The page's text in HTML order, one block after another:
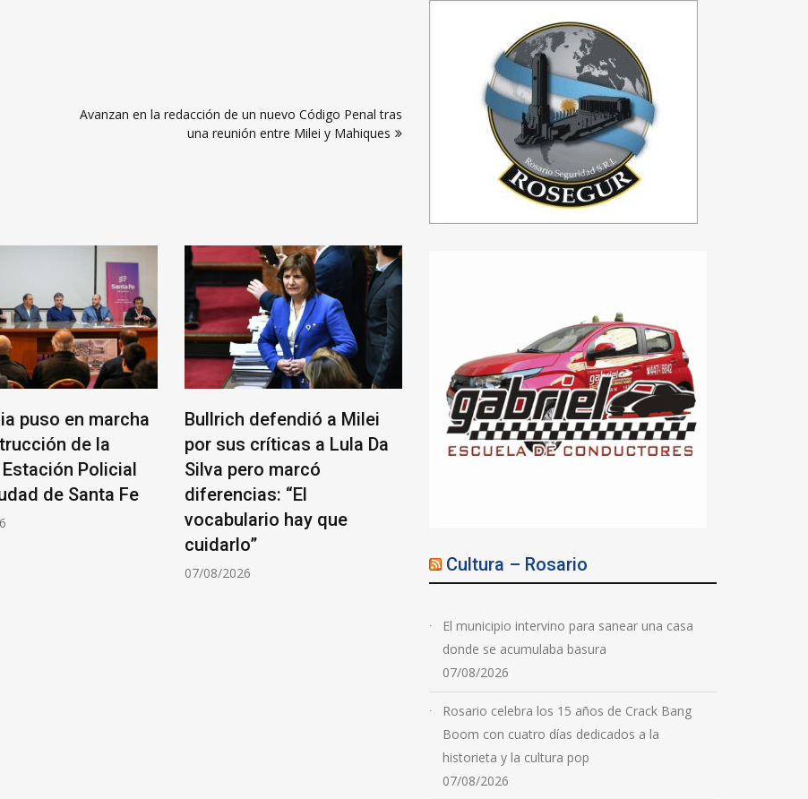
Avanzan en la redacción de un nuevo Código Penal tras
una reunión entre Milei y Mahiques
puso en marcha
de la
Policial
de Santa Fe
Bullrich defendió a Milei
por sus críticas a Lula Da
Silva pero marcó
diferencias: “El
vocabulario hay que
cuidarlo”
07/08/2026
El municipio invita a una
nueva visita guiada al
Cultura – Rosario
El municipio intervino para sanear una casa
donde se acumulaba basura
07/08/2026
Rosario celebra los 15 años de Crack Bang
Boom con cuatro días dedicados a la
historieta y la cultura pop
07/08/2026